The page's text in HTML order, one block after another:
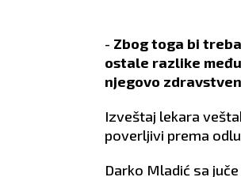
- Zbog toga bi
ostale razlike
njegovo
Izveštaj lekara
poverljivi prema
Darko Mladić sa